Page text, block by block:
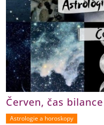
Červen, čas
Astrologie a horoskopy